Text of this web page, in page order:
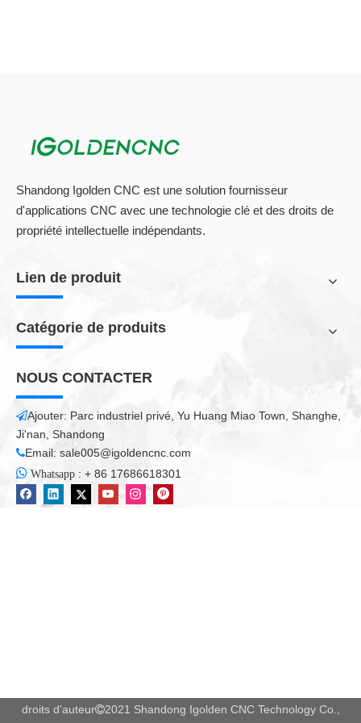
Shandong Igolden CNC est une solution fournisseur
d'applications CNC avec une technologie clé et des droits de
propriété intellectuelle indépendants.
Lien de produit
Catégorie de produits
NOUS CONTACTER
Ajouter: Parc industriel privé, Yu Huang Miao Town, Shanghe,
Ji'nan, Shandong
Email: sale005@igoldencnc.com
 Whatsapp : + 86 17686618301
droits d'auteur2021 Shandong Igolden CNC Technology Co.,